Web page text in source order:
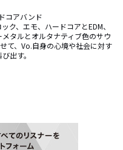
コアバンド
ク、エモ、ハードコアとEDM、
タルとオルタナティブ色のサウ
て、Vo.自身の心境や社会に対す
出す。